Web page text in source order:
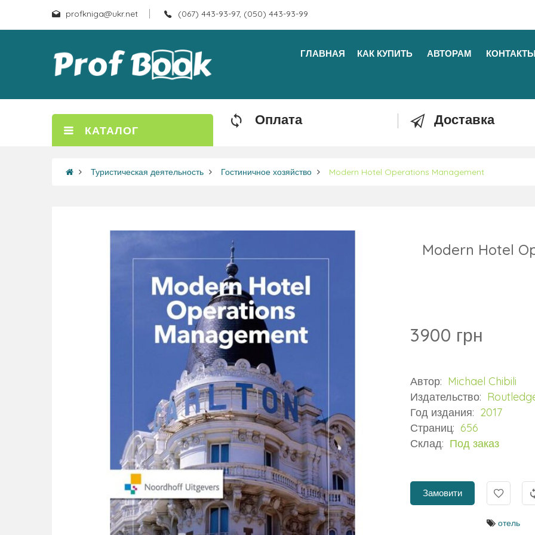
profkniga@ukr.net (067) 443-93-97, (050) 443-93-99
ГЛАВНАЯ КАК КУПИТЬ АВТОРАМ
КАТАЛОГ
Оплата Доставка
Туристическая деятельность Гостиничное хозяйство Modern Hotel Operations Management
Modern Hotel
3900 грн
Автор: Michael Chibili
Издательство:
Год издания: 2017
Страниц: 656
Склад: Под заказ
Замовити
отель